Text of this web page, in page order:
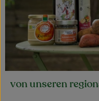
von unseren